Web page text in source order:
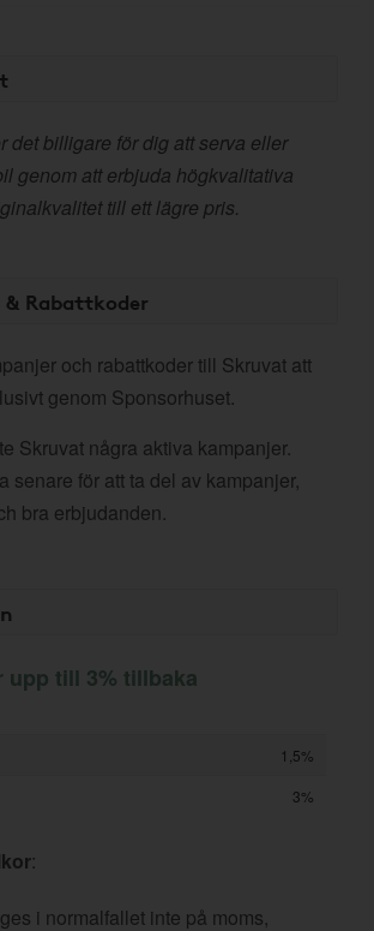
det billigare för dig att serva eller
genom att erbjuda högkvalitativa
till ett lägre pris.
Rabattkoder
och rabattkoder till Skruvat att
genom Sponsorhuset.
Skruvat några aktiva kampanjer.
senare för att ta del av kampanjer,
bra erbjudanden.
upp till 3% tillbaka
1,5%
3%
:
i normalfallet inte på moms,